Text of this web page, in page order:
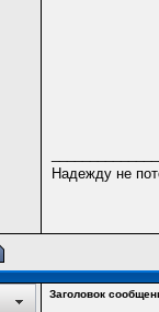
Надежду не
Заголовок